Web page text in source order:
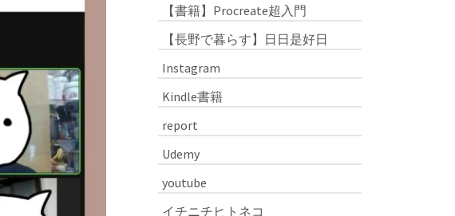
【書籍】Procreate超入門
【長野で暮らす】日日是好日
Instagram
Kindle書籍
report
Udemy
youtube
イチニチヒトネコ